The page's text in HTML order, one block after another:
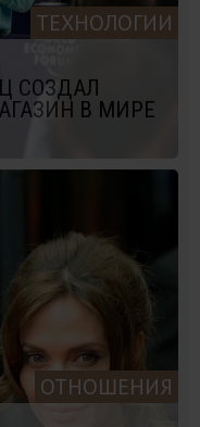
ТЕХНОЛОГИИ
СОЗДАЛ
В МИРЕ
ОТНОШЕНИЯ